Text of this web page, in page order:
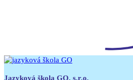
Jazyková škola GO, s.r.o.